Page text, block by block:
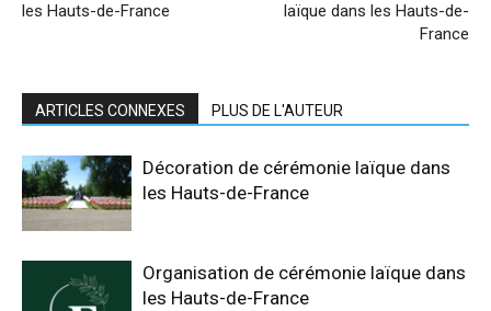
les Hauts-de-France
laïque dans les Hauts-de-
France
ARTICLES CONNEXES PLUS DE L'AUTEUR
Décoration de cérémonie laïque dans
les Hauts-de-France
Organisation de cérémonie laïque dans
les Hauts-de-France